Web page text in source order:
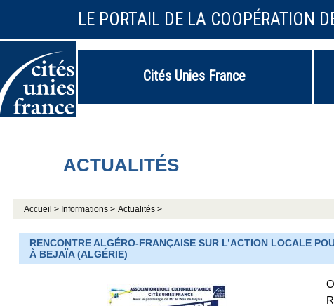
LE PORTAIL DE LA COOPÉRATION
Cités Unies France
ACTUALITÉS
Accueil > Informations > Actualités >
RENCONTRE ALGÉRO-FRANÇAISE SUR L’ACTION LOCALE
À BEJAÏA (ALGÉRIE)